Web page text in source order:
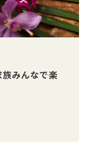
みんなで楽